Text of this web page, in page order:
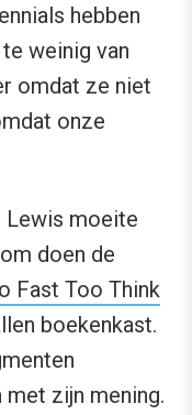
hebben
weinig van
omdat ze niet
onze
Lewis moeite
doen de
Fast Too Think
boekenkast.
zijn mening.